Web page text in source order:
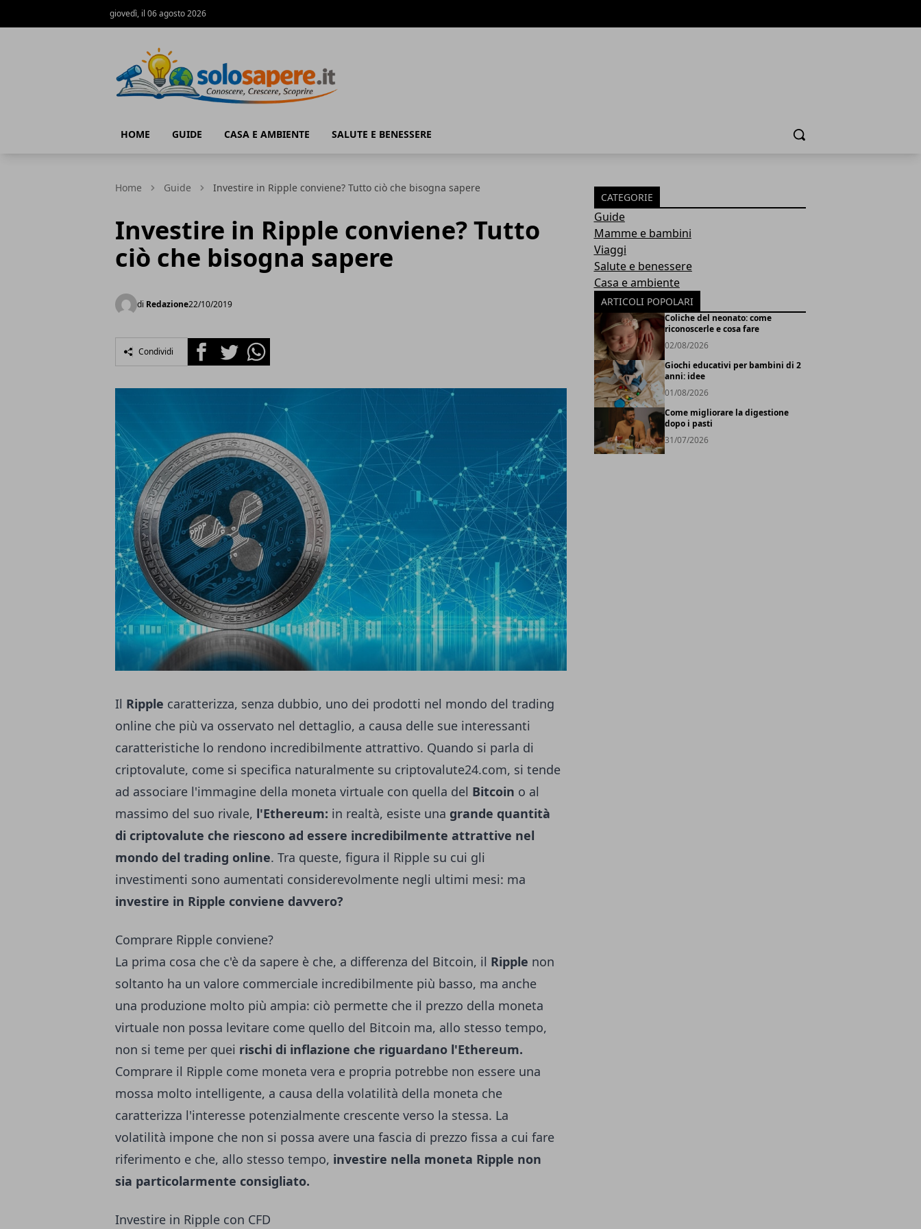
giovedì, il 06 agosto 2026
HOME GUIDE CASA E AMBIENTE SALUTE E BENESSERE Cerca
Home Guide Investire in Ripple conviene? Tutto ciò che bisogna sapere
Investire in Ripple conviene? Tutto
ciò che bisogna sapere
di Redazione22/10/2019
Condividi FacebookTwitterWhatsapp
Il Ripple caratterizza, senza dubbio, uno dei prodotti nel mondo del trading
online che più va osservato nel dettaglio, a causa delle sue interessanti
caratteristiche lo rendono incredibilmente attrattivo. Quando si parla di
criptovalute, come si specifica naturalmente su criptovalute24.com, si tende
ad associare l'immagine della moneta virtuale con quella del Bitcoin o al
massimo del suo rivale, l'Ethereum: in realtà, esiste una grande quantità
di criptovalute che riescono ad essere incredibilmente attrattive nel
mondo del trading online. Tra queste, figura il Ripple su cui gli
investimenti sono aumentati considerevolmente negli ultimi mesi: ma
investire in Ripple conviene davvero?
Comprare Ripple conviene?
La prima cosa che c'è da sapere è che, a differenza del Bitcoin, il Ripple non
soltanto ha un valore commerciale incredibilmente più basso, ma anche
una produzione molto più ampia: ciò permette che il prezzo della moneta
virtuale non possa levitare come quello del Bitcoin ma, allo stesso tempo,
non si teme per quei rischi di inflazione che riguardano l'Ethereum.
Comprare il Ripple come moneta vera e propria potrebbe non essere una
mossa molto intelligente, a causa della volatilità della moneta che
caratterizza l'interesse potenzialmente crescente verso la stessa. La
volatilità impone che non si possa avere una fascia di prezzo fissa a cui fare
riferimento e che, allo stesso tempo, investire nella moneta Ripple non
sia particolarmente consigliato.
Investire in Ripple con CFD
CATEGORIE
Guide
Mamme e bambini
Viaggi
Salute e benessere
Casa e ambiente
ARTICOLI POPOLARI
Coliche del neonato: come
riconoscerle e cosa fare
02/08/2026
Giochi educativi per bambini di 2
anni: idee
01/08/2026
Come migliorare la digestione
dopo i pasti
31/07/2026